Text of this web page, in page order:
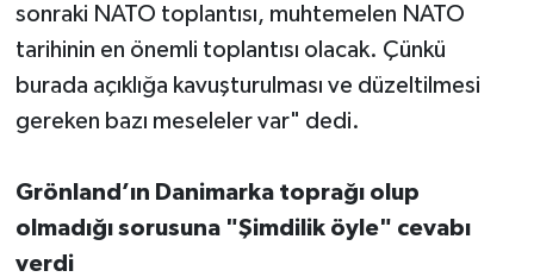
sonraki NATO toplantısı, muhtemelen NATO
tarihinin en önemli toplantısı olacak. Çünkü
burada açıklığa kavuşturulması ve düzeltilmesi
gereken bazı meseleler var" dedi.
Grönland’ın Danimarka toprağı olup
olmadığı sorusuna "Şimdilik öyle" cevabı
verdi